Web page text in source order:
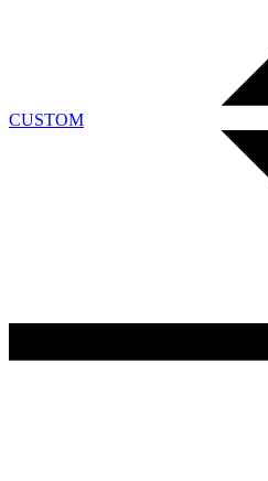
CUSTOM